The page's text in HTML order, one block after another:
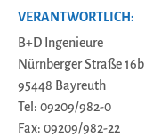
VERANTWORTLICH:
B+D Ingenieure
Nürnberger Straße 16b
95448 Bayreuth
Tel: 09209/982-0
Fax: 09209/982-22